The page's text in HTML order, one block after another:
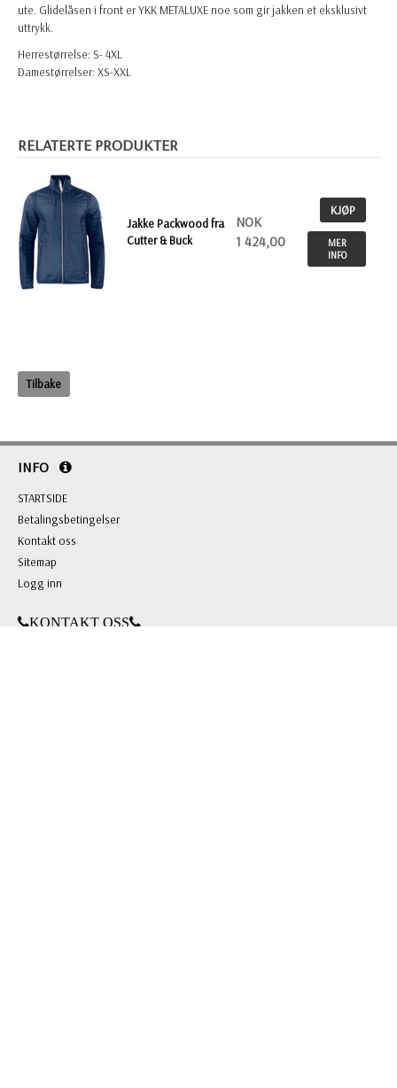
ute. Glidelåsen i front er YKK METALUXE noe som gir jakken et eksklusivt
uttrykk.
Herrestørrelse: S- 4XL
Damestørrelser: XS-XXL
RELATERTE PRODUKTER
Jakke Packwood fra
Cutter & Buck
NOK
1 424,00
KJØP
MER
INFO
Tilbake
INFO
STARTSIDE
Betalingsbetingelser
Kontakt oss
Sitemap
Logg inn
KONTAKT OSS